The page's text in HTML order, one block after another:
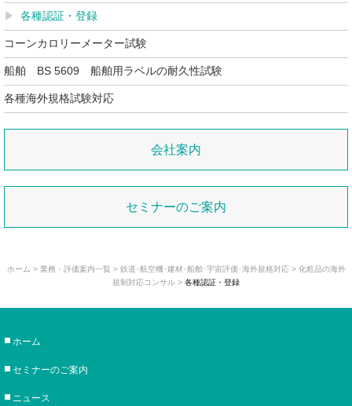
各種認証・登録
コーンカロリーメーター試験
船舶 BS 5609 船舶用ラベルの耐久性試験
各種海外規格試験対応
会社案内
セミナーのご案内
ホーム > 業務・評価案内一覧 > 鉄道･航空機･建材･船舶･宇宙評価･海外規格対応> 化粧品の海外
規制対応コンサル > 各種認証・登録
ホーム
セミナーのご案内
ニュース